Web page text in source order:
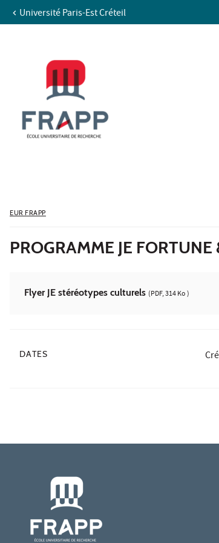
Aller au contenu
Recherche
Université Paris-Est Créteil
EUR FRAPP
PROGRAMME JE
Flyer JE stéréotypes culturels (PDF, 314 Ko )
DATES